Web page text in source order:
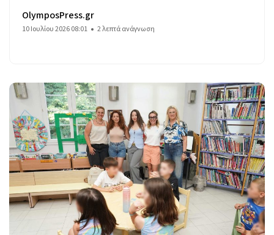
OlymposPress.gr
10 Ιουλίου 2026 08:01 2 λεπτά ανάγνωση